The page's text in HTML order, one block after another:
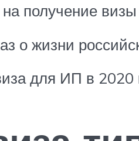
получение
о жизни
для ИП в